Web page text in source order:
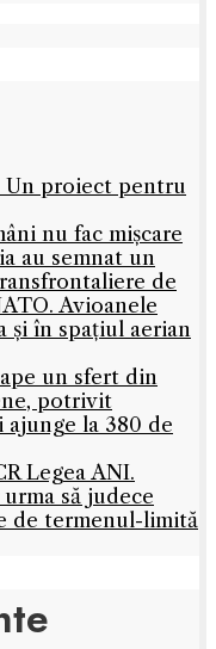
Un proiect pentru
nu fac mișcare
au semnat un
de
Avioanele
și în spațiul aerian
un sfert din
potrivit
la 380 de
Legea ANI.
să judece
de termenul-limită